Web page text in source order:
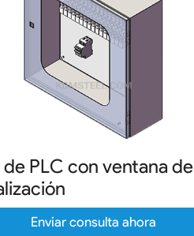
de PLC con ventana de
Enviar consulta ahora